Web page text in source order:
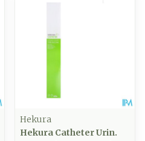
Hekura
Hekura Catheter Urin.